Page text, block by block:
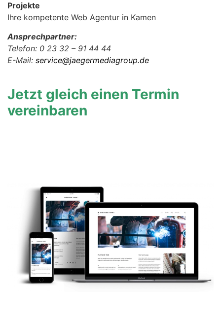
Projekte
Ihre kompetente Web Agentur in Kamen
Ansprechpartner:
Telefon: 0 23 32 – 91 44 44
E-Mail: service@jaegermediagroup.de
Jetzt gleich einen Termin
vereinbaren